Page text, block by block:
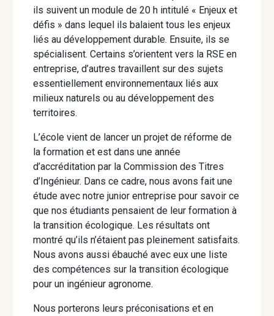
ils suivent un module de 20 h intitulé « Enjeux et
défis » dans lequel ils balaient tous les enjeux
liés au développement durable. Ensuite, ils se
spécialisent. Certains s’orientent vers la RSE en
entreprise, d’autres travaillent sur des sujets
essentiellement environnementaux liés aux
milieux naturels ou au développement des
territoires.
L’école vient de lancer un projet de réforme de
la formation et est dans une année
d’accréditation par la Commission des Titres
d’Ingénieur. Dans ce cadre, nous avons fait une
étude avec notre junior entreprise pour savoir ce
que nos étudiants pensaient de leur formation à
la transition écologique. Les résultats ont
montré qu’ils n’étaient pas pleinement satisfaits.
Nous avons aussi ébauché avec eux une liste
des compétences sur la transition écologique
pour un ingénieur agronome.
Nous porterons leurs préconisations et en